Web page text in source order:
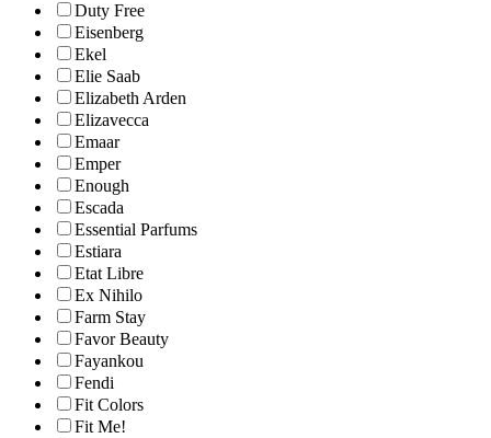
Duty Free
Eisenberg
Ekel
Elie Saab
Elizabeth Arden
Elizavecca
Emaar
Emper
Enough
Escada
Essential Parfums
Estiara
Etat Libre
Ex Nihilo
Farm Stay
Favor Beauty
Fayankou
Fendi
Fit Colors
Fit Me!